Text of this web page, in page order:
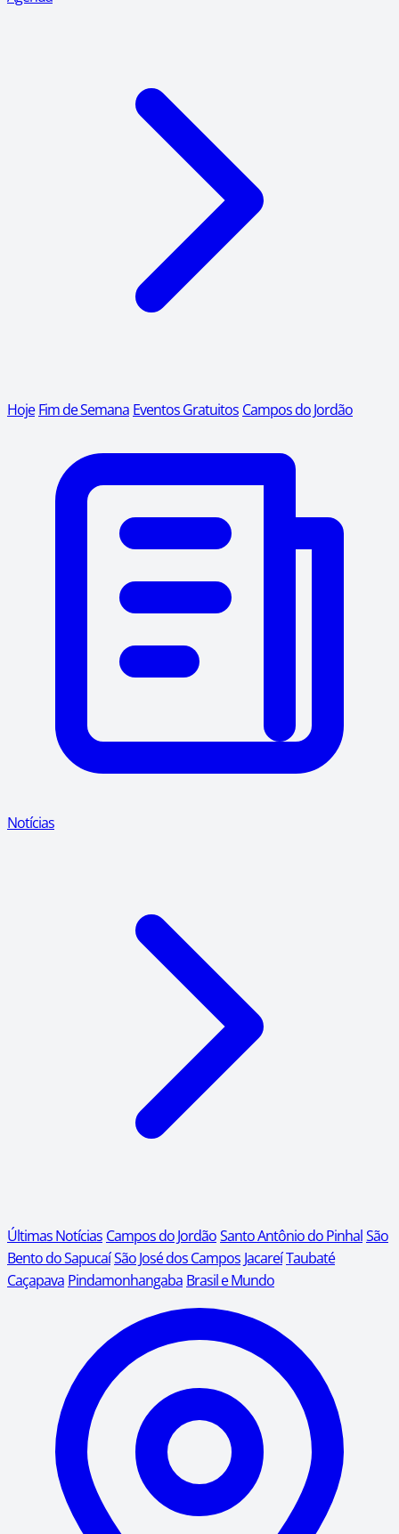
Hoje Fim de Semana Eventos Gratuitos Campos do Jordão
Notícias
Últimas Notícias Campos do JordãoSanto Antônio do PinhalSão
Bento do SapucaíSão José dos Campos JacareíTaubaté
Caçapava Pindamonhangaba Brasil e Mundo